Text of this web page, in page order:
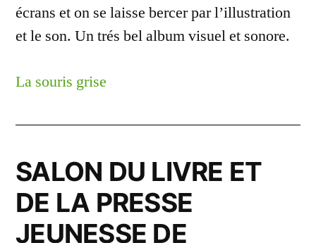
écrans et on se laisse bercer par l’illustration
et le son. Un trés bel album visuel et sonore.
La souris grise
SALON DU LIVRE ET
DE LA PRESSE
JEUNESSE DE